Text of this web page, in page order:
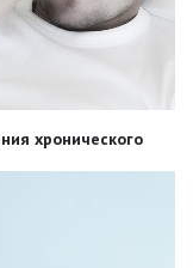
хронического